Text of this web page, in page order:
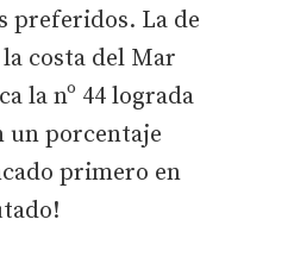
preferidos. La de
costa del Mar
la nº 44 lograda
un porcentaje
primero en